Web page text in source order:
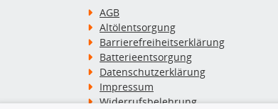
AGB
Altölentsorgung
Barrierefreiheitserklärung
Batterieentsorgung
Datenschutzerklärung
Impressum
Widerrufsbelehrung